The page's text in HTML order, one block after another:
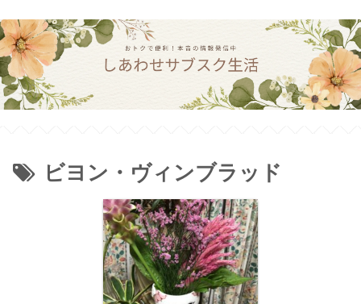
ビヨン・ヴィンブラッド